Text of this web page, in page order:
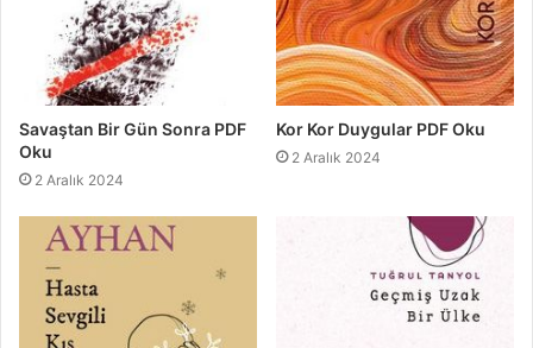
Savaştan Bir Gün Sonra PDF
Oku
2 Aralık 2024
Kor Kor Duygular PDF Oku
2 Aralık 2024